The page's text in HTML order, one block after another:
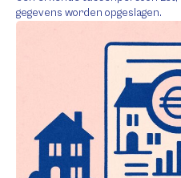
gegevens worden opgeslagen.